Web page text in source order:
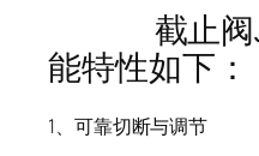
截止阀
能特性如下：
1、可靠切断与调节